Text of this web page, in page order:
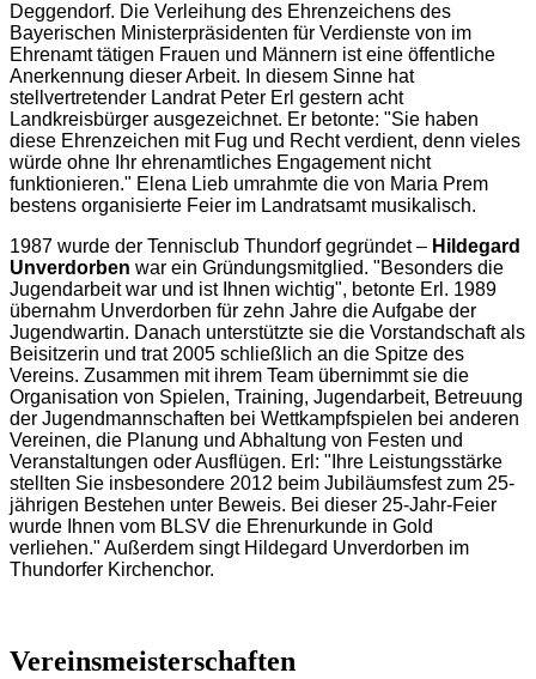
Deggendorf. Die Verleihung des Ehrenzeichens des
Bayerischen Ministerpräsidenten für Verdienste von im
Ehrenamt tätigen Frauen und Männern ist eine öffentliche
Anerkennung dieser Arbeit. In diesem Sinne hat
stellvertretender Landrat Peter Erl gestern acht
Landkreisbürger ausgezeichnet. Er betonte: "Sie haben
diese Ehrenzeichen mit Fug und Recht verdient, denn vieles
würde ohne Ihr ehrenamtliches Engagement nicht
funktionieren." Elena Lieb umrahmte die von Maria Prem
bestens organisierte Feier im Landratsamt musikalisch.
1987 wurde der Tennisclub Thundorf gegründet – Hildegard
Unverdorben war ein Gründungsmitglied. "Besonders die
Jugendarbeit war und ist Ihnen wichtig", betonte Erl. 1989
übernahm Unverdorben für zehn Jahre die Aufgabe der
Jugendwartin. Danach unterstützte sie die Vorstandschaft als
Beisitzerin und trat 2005 schließlich an die Spitze des
Vereins. Zusammen mit ihrem Team übernimmt sie die
Organisation von Spielen, Training, Jugendarbeit, Betreuung
der Jugendmannschaften bei Wettkampfspielen bei anderen
Vereinen, die Planung und Abhaltung von Festen und
Veranstaltungen oder Ausflügen. Erl: "Ihre Leistungsstärke
stellten Sie insbesondere 2012 beim Jubiläumsfest zum 25-
jährigen Bestehen unter Beweis. Bei dieser 25-Jahr-Feier
wurde Ihnen vom BLSV die Ehrenurkunde in Gold
verliehen." Außerdem singt Hildegard Unverdorben im
Thundorfer Kirchenchor.
Vereinsmeisterschaften